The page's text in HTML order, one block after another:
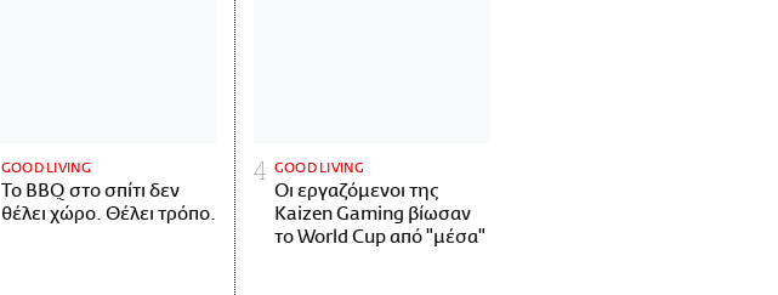
GOOD LIVING
Το BBQ στο σπίτι δεν
θέλει χώρο. Θέλει τρόπο.
GOOD LIVING
Οι εργαζόμενοι της
Kaizen Gaming βίωσαν
το World Cup από "μέσα"